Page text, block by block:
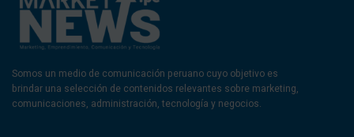
Somos un medio de comunicación peruano cuyo objetivo es
brindar una selección de contenidos relevantes sobre marketing,
comunicaciones, administración, tecnología y negocios.